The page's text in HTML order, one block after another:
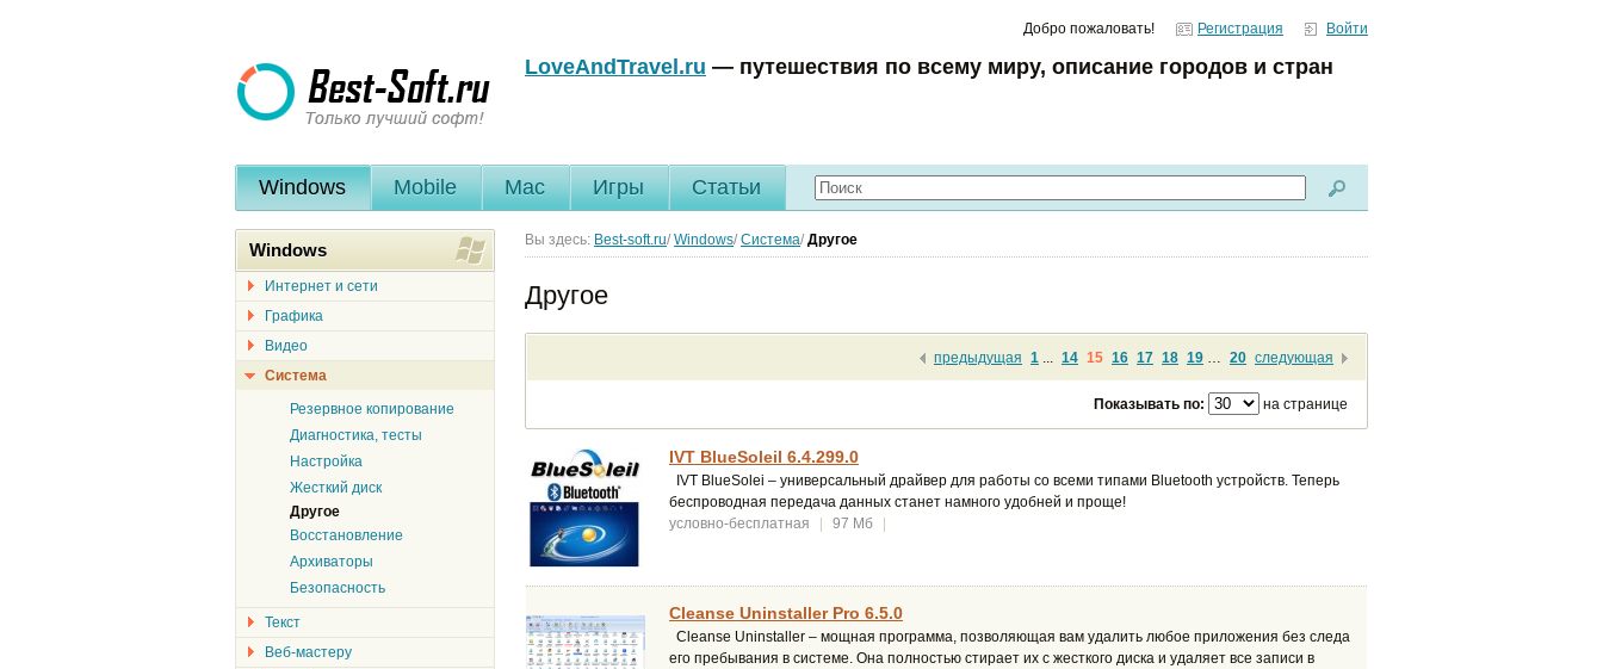
Добро пожаловать! Регистрация Войти
LoveAndTravel.ru — путешествия по всему миру, описание городов и стран
Windows Mobile Mac Игры Статьи
Вы здесь: Best-soft.ru/ Windows/ Система/ Другое
Другое
предыдущая 1 14 15 16 17 18 19 20 следующая
Показывать по: на странице
IVT BlueSoleil 6.4.299.0
IVT BlueSolei – универсальный драйвер для работы со всеми типами Bluetooth устройств. Теперь
беспроводная передача данных станет намного удобней и проще!
условно-бесплатная
97 Мб
Cleanse Uninstaller Pro 6.5.0
Cleanse Uninstaller – мощная программа, позволяющая вам удалить любое приложения без следа
его пребывания в системе. Она полностью стирает их с жесткого диска и удаляет все записи в
Windows
Интернет и сети
Графика
Видео
Система
Резервное копирование
Диагностика, тесты
Настройка
Жесткий диск
Другое
Восстановление
Архиваторы
Безопасность
Текст
Веб-мастеру